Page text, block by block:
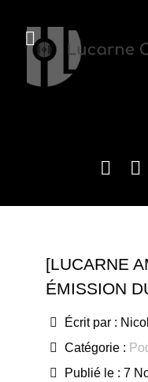
[LUCARNE
ÉMISSION
Écrit par :
Catégorie :
Publié le : 7